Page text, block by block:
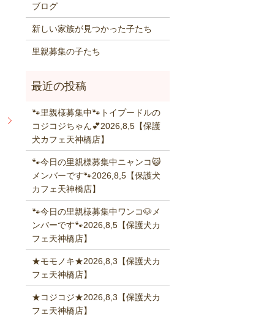
ブログ
新しい家族が見つかった子たち
里親募集の子たち
🐾里親様募集中🐾トイプードルの
コジコジちゃん💕2026,8,5【保護
犬カフェ天神橋店】
🐾今日の里親様募集中ニャンコ😺
メンバーです🐾2026,8,5【保護犬
カフェ天神橋店】
🐾今日の里親様募集中ワンコ🐶メ
ンバーです🐾2026,8,5【保護犬カ
フェ天神橋店】
★モモノキ★2026,8,3【保護犬カ
フェ天神橋店】
★コジコジ★2026,8,3【保護犬カ
フェ天神橋店】